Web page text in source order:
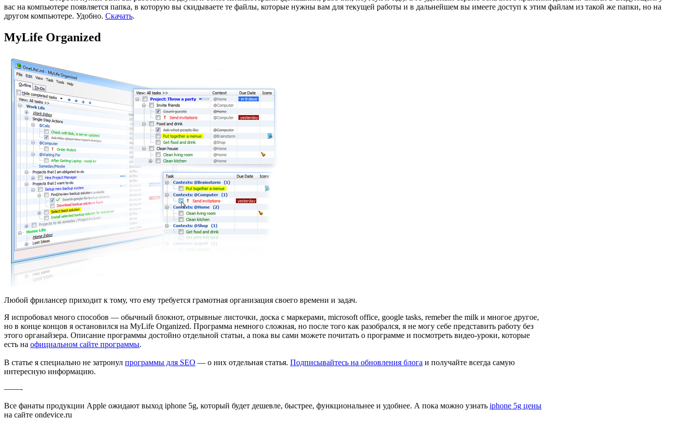
вас на компьютере появляется папка, в которую вы скидываете те файлы, которые нужны вам для текущей работы и в дальнейшем вы имеете доступ к этим файлам из такой же папки, но на
другом компьютере. Удобно. Скачать.
MyLife Organized
Любой фрилансер приходит к тому, что ему требуется грамотная организация своего времени и задач.
Я испробовал много способов — обычный блокнот, отрывные листочки, доска с маркерами, microsoft office, google tasks, remeber the milk и многое другое,
но в конце концов я остановился на MyLife Organized. Программа немного сложная, но после того как разобрался, я не могу себе представить работу без
этого органайзера. Описание программы достойно отдельной статьи, а пока вы сами можете почитать о программе и посмотреть видео-уроки, которые
есть на официальном сайте программы.
В статье я специально не затронул программы для SEO — о них отдельная статья. Подписывайтесь на обновления блога и получайте всегда самую
интересную информацию.
——-
Все фанаты продукции Apple ожидают выход iphone 5g, который будет дешевле, быстрее, функциональнее и удобнее. А пока можно узнать iphone 5g цены
на сайте ondevice.ru